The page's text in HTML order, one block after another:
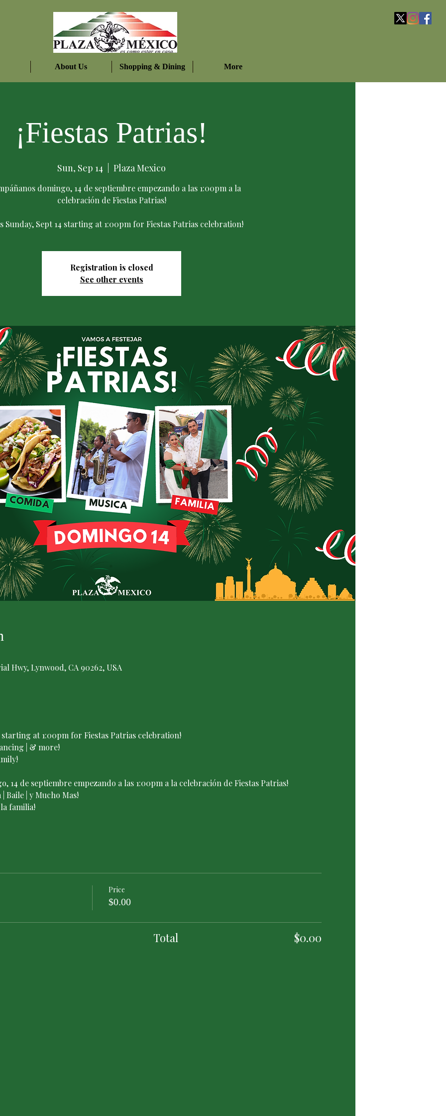
About Us Shopping & Dining More
¡Fiestas Patrias!
Sun, Sep 14 Plaza Mexico
domingo, 14 de septiembre empezando a las 1:00pm a la
celebración de Fiestas Patrias!
Sunday, Sept 14 starting at 1:00pm for Fiestas Patrias celebration!
Registration is closed
See other events
Hwy, Lynwood, CA 90262, USA
starting at 1:00pm for Fiestas Patrias celebration!
| & more!
14 de septiembre empezando a las 1:00pm a la celebración de Fiestas Patrias!
Baile | y Mucho Mas!
familia!
Price
$0.00
Total $0.00